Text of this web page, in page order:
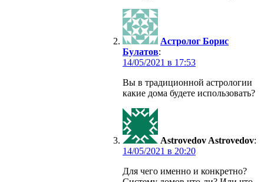
Астролог Борис
Булатов:
в
Вы в традиционной астрологии
какие дома будете использовать?
Astrovedov Astrovedov:
в
Для чего именно и конкретно?